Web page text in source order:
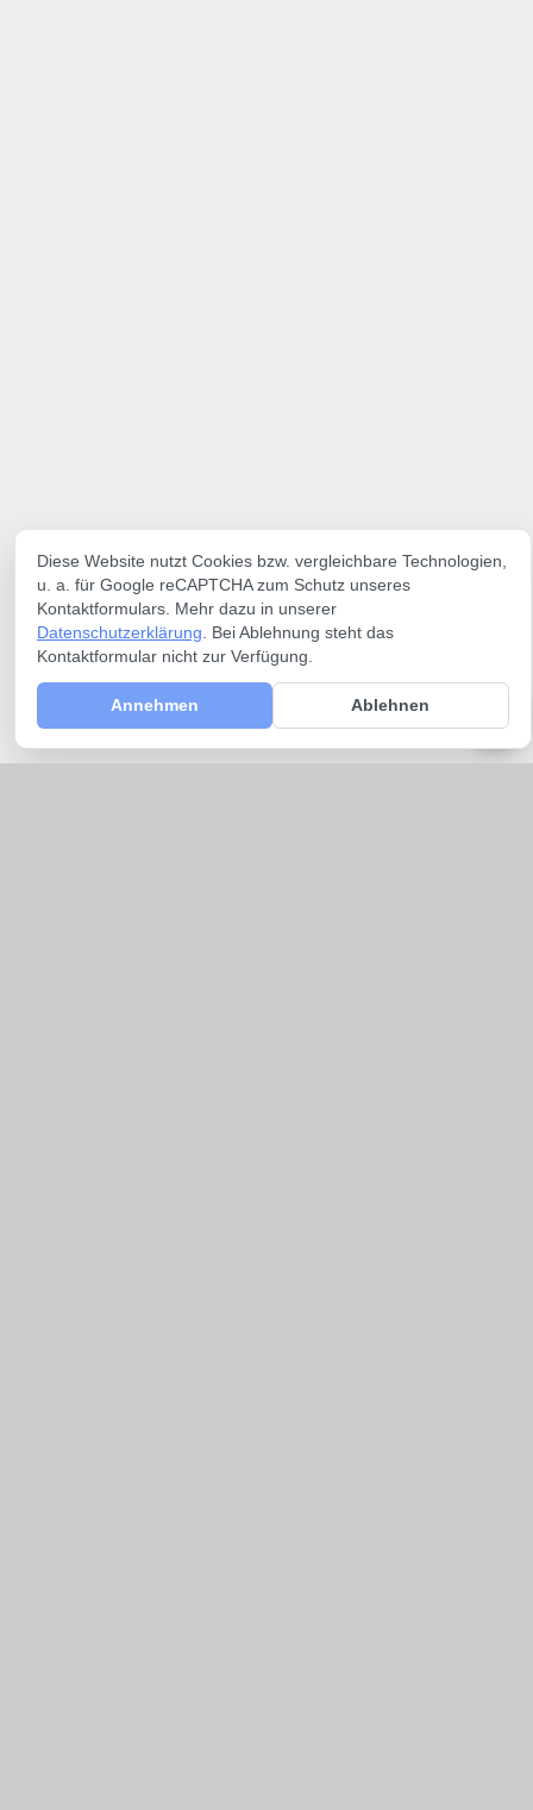
Diese Website nutzt Cookies bzw. vergleichbare Technologien,
u. a. für Google reCAPTCHA zum Schutz unseres
Kontaktformulars. Mehr dazu in unserer
Datenschutzerklärung . Bei Ablehnung steht das
Kontaktformular nicht zur Verfügung.
Annehmen Ablehnen